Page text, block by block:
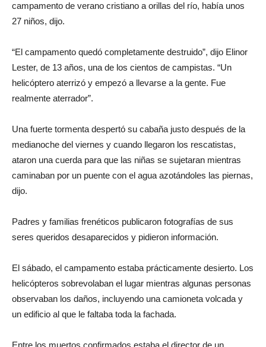
campamento de verano cristiano a orillas del río, había unos
27 niños, dijo.
“El campamento quedó completamente destruido”, dijo Elinor
Lester, de 13 años, una de los cientos de campistas. “Un
helicóptero aterrizó y empezó a llevarse a la gente. Fue
realmente aterrador”.
Una fuerte tormenta despertó su cabaña justo después de la
medianoche del viernes y cuando llegaron los rescatistas,
ataron una cuerda para que las niñas se sujetaran mientras
caminaban por un puente con el agua azotándoles las piernas,
dijo.
Padres y familias frenéticos publicaron fotografías de sus
seres queridos desaparecidos y pidieron información.
El sábado, el campamento estaba prácticamente desierto. Los
helicópteros sobrevolaban el lugar mientras algunas personas
observaban los daños, incluyendo una camioneta volcada y
un edificio al que le faltaba toda la fachada.
Entre los muertos confirmados estaba el director de un